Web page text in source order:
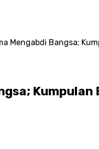
Mengabdi Bangsa;